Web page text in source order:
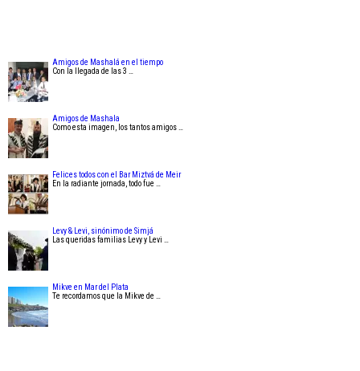
Amigos de Mashalá en el tiempo
Con la llegada de las 3 …
Amigos de Mashala
Como esta imagen, los tantos amigos …
Felices todos con el Bar Miztvá de Meir
En la radiante jornada, todo fue …
Levy & Levi, sinónimo de Simjá
Las queridas familias Levy y Levi …
Mikve en Mar del Plata
Te recordamos que la Mikve de …